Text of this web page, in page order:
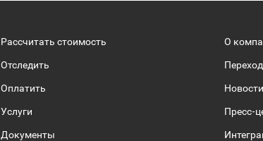
Рассчитать стоимость
Отследить
Оплатить
Услуги
Документы
О
Новости
Пресс-